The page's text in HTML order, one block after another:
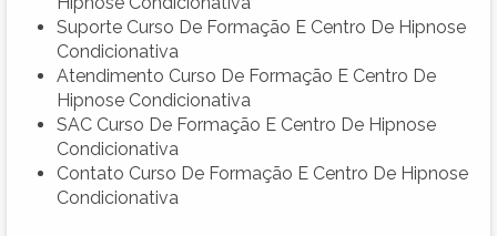
Suporte Curso De Formação E Centro De Hipnose
Condicionativa
Atendimento Curso De Formação E Centro De
Hipnose Condicionativa
SAC Curso De Formação E Centro De Hipnose
Condicionativa
Contato Curso De Formação E Centro De Hipnose
Condicionativa